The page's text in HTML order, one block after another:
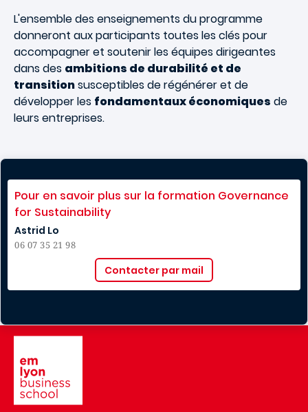
L'ensemble des enseignements du programme
donneront aux participants toutes les clés pour
accompagner et soutenir les équipes dirigeantes
dans des ambitions de durabilité et de
transitionsusceptibles de régénérer et de
développer les fondamentaux économiques de
leurs entreprises.
Pour en savoir plus sur la formation Governance
for Sustainability
Astrid Lo
06 07 35 21 98
Contacter par mail